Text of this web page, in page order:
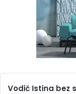
Vodič Istina bez